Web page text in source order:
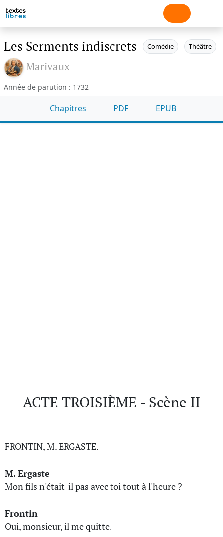
Les Serments indiscrets Comédie Théâtre
Marivaux
Année de parution : 1732
Chapitres PDF EPUB
ACTE TROISIÈME - Scène II
FRONTIN, M. ERGASTE.
M. Ergaste
Mon fils n'était-il pas avec toi tout à l'heure ?
Frontin
Oui, monsieur, il me quitte.